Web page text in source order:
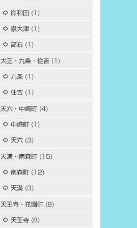
岸和田 (1)
泉大津 (1)
高石 (1)
大正・九条・住吉 (1)
九条 (1)
住吉 (1)
天六・中崎町 (4)
中崎町 (1)
天六 (3)
天満・南森町 (15)
南森町 (12)
天満 (3)
天王寺・花園町 (8)
天王寺 (8)